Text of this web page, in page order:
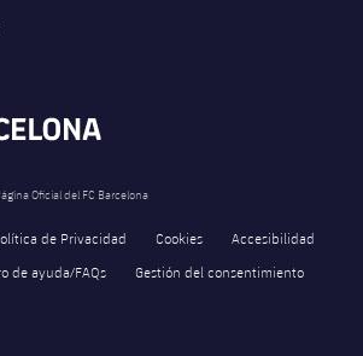
Oficial del FC Barcelona
de Privacidad Cookies
Accesibilidad
de ayuda/FAQs
Gestión del consentimiento